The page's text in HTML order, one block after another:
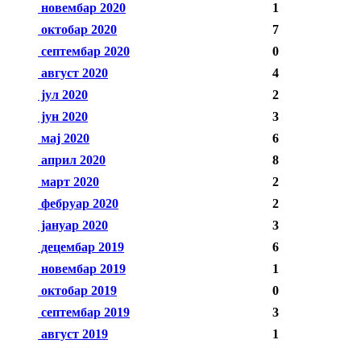
новембар 2020
1
октобар 2020
7
септембар 2020
0
август 2020
4
јул 2020
2
јун 2020
3
мај 2020
6
април 2020
8
март 2020
2
фебруар 2020
2
јануар 2020
3
децембар 2019
6
новембар 2019
1
октобар 2019
0
септембар 2019
3
август 2019
1